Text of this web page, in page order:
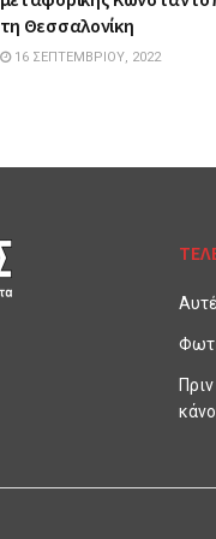
τη Θεσσαλονίκη
16 ΣΕΠΤΕΜΒΡΊΟΥ, 2022